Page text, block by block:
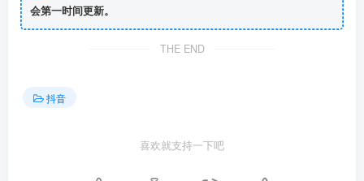
会第一时间更新。
THE END
抖音
喜欢就支持一下吧